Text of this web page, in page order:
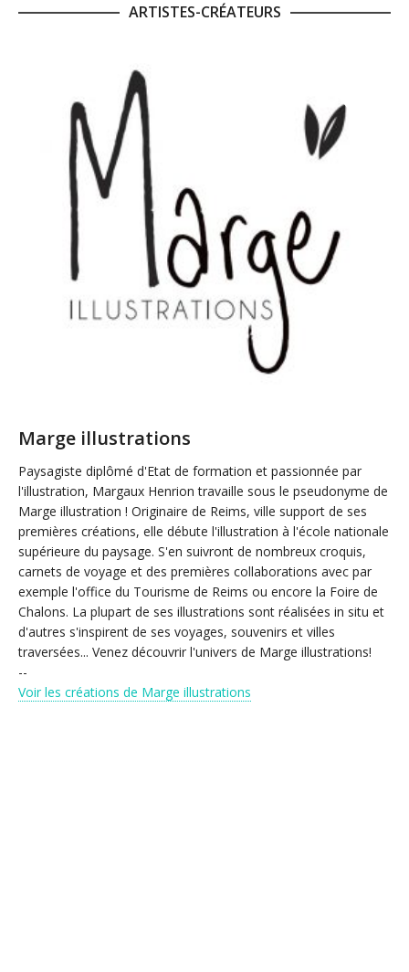
ARTISTES-CRÉATEURS
Marge illustrations
Paysagiste diplômé d'Etat de formation et passionnée par
l'illustration, Margaux Henrion travaille sous le pseudonyme de
Marge illustration ! Originaire de Reims, ville support de ses
premières créations, elle débute l'illustration à l'école nationale
supérieure du paysage. S'en suivront de nombreux croquis,
carnets de voyage et des premières collaborations avec par
exemple l'office du Tourisme de Reims ou encore la Foire de
Chalons. La plupart de ses illustrations sont réalisées in situ et
d'autres s'inspirent de ses voyages, souvenirs et villes
traversées... Venez découvrir l'univers de Marge illustrations!
--
Voir les créations de Marge illustrations